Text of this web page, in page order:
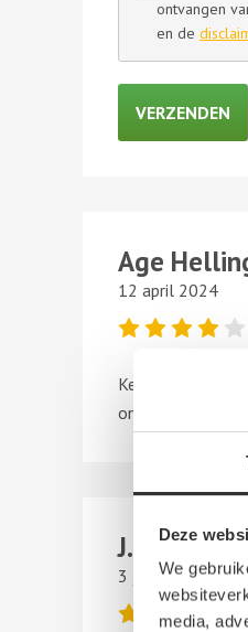
Deze
We
media,
ontvangen
en de
Age
12 april 2024
Keurig en net
onderdelen op
J. de Boer
3 januari 2022